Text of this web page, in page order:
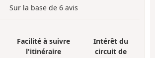
Sur la base de 6 avis
Facilité à suivre
l'itinéraire
Intérêt du
circuit de